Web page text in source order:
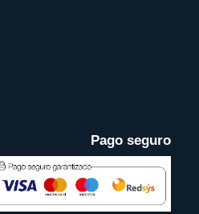
Pago seguro